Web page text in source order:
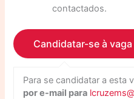
contactados.
Para se candidatar a esta
por e-mail para